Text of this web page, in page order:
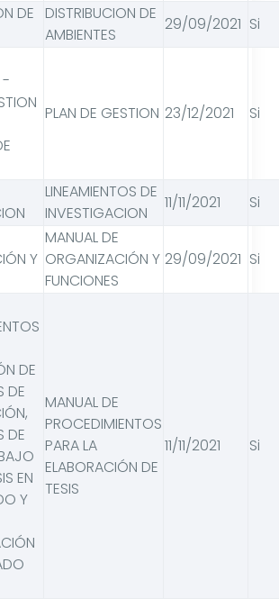
DE
DISTRIBUCION DE
AMBIENTES
29/09/2021 Si
-
PLAN DE GESTION 23/12/2021 Si
LINEAMIENTOS DE
INVESTIGACION
11/11/2021
Si
Y
MANUAL DE
ORGANIZACIÓN Y
FUNCIONES
29/09/2021 Si
DE
DE
DE
EN
Y
MANUAL DE
PROCEDIMIENTOS
PARA LA
ELABORACIÓN DE
TESIS
11/11/2021 Si